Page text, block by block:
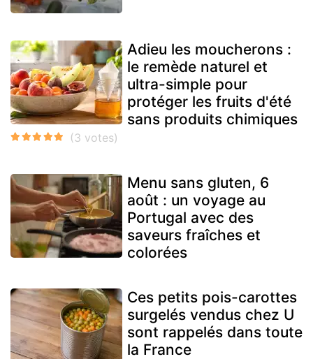
Adieu les moucherons :
le remède naturel et
ultra-simple pour
protéger les fruits d'été
sans produits chimiques
Menu sans gluten, 6
août : un voyage au
Portugal avec des
saveurs fraîches et
colorées
Ces petits pois-carottes
surgelés vendus chez U
sont rappelés dans toute
la France